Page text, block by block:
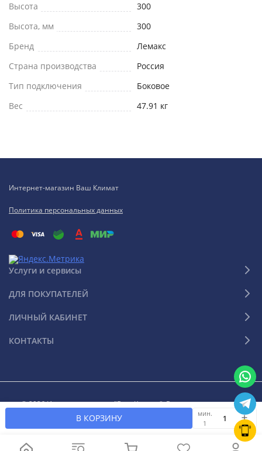
В КОРЗИНУ
мин.
1
Высота
300
Высота, мм
300
Бренд
Лемакс
Страна производства
Россия
Тип подключения
Боковое
Вес
47.91 кг
Интернет-магазин Ваш Климат
Политика персональных данных
Услуги и сервисы
ДЛЯ ПОКУПАТЕЛЕЙ
ЛИЧНЫЙ КАБИНЕТ
КОНТАКТЫ
© 2026 Интернет-магазин "Ваш Климат". Все права защищены